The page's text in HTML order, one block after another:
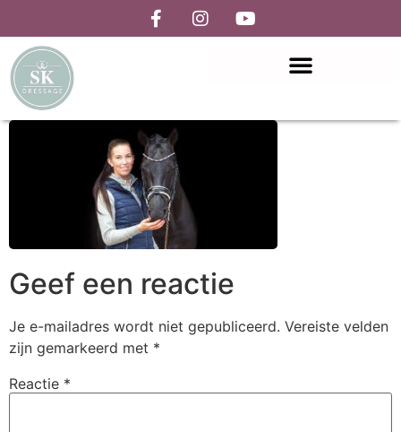
Geef een reactie
Je e-mailadres wordt niet gepubliceerd. Vereiste velden
zijn gemarkeerd met *
Reactie *